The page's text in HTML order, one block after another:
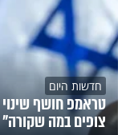
חדשות היום
טראמפ חושף
צופים במה שקורה"